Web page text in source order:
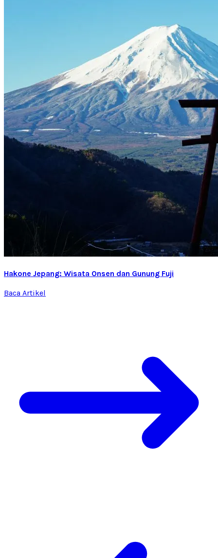
Hakone Jepang: Wisata Onsen dan Gunung Fuji
Baca Artikel